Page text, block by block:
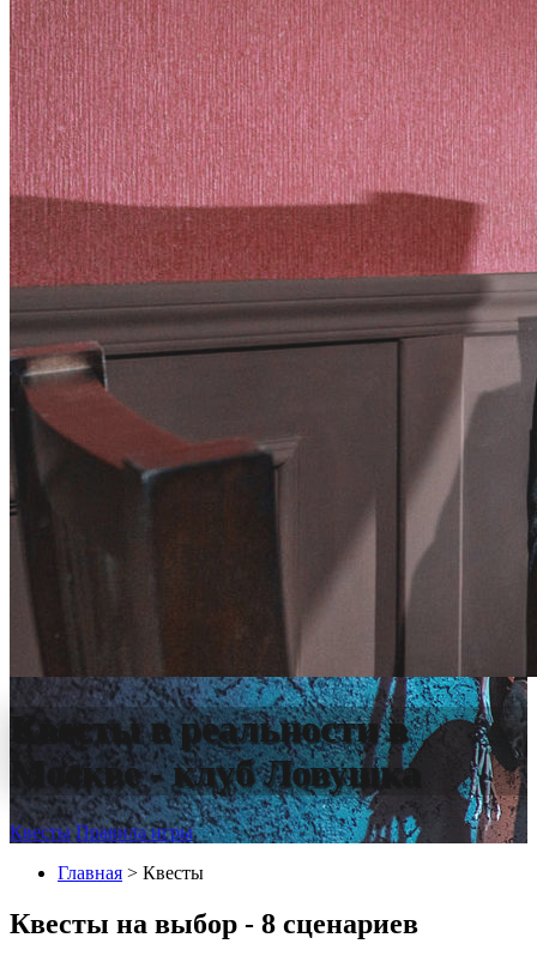
Квесты в реальности в
Москве - клуб Ловушка
Квесты Правила игры
Главная > Квесты
Квесты на выбор - 8 сценариев